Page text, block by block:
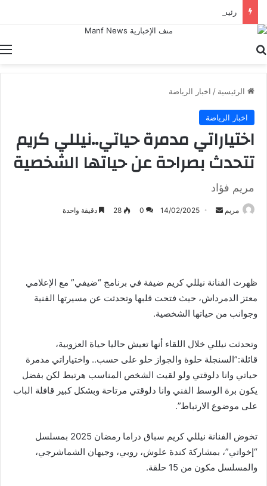
رئيس الاتحاد الأرجنتيني يتمسك باستمرار سكالوني مع المنتخب
الرئيسية / اخبار الرياضة
اخبار الرياضة
اختياراتي مدمرة حياتي..نيللي كريم
تتحدث بصراحة عن حياتها الشخصية
مريم فؤاد
مريم
أرسل 14/02/2025
0
28 دقيقة واحدة
ظهرت الفنانة نيللي كريم ضيفة في برنامج “ضيفي” مع الإعلامي
معتز الدمرداش، حيث فتحت قلبها وتحدثت عن مسيرتها الفنية
وجوانب من حياتها الشخصية.
وتحدثت نيللي خلال اللقاء أنها تعيش حاليا حياة العزوبية،
قائلة:”السنجلة حلوة والجواز حلو على حسب.. واختياراتي مدمرة
حياتي وانا دلوقتي ولو لقيت الشخص المناسب هرتبط لكن بفضل
يكون برة الوسط الفني وانا دلوقتي مرتاحة وبشكل كبير قافلة الباب
على موضوع الارتباط”.
تخوض الفنانة نيللي كريم سباق دراما رمضان 2025 بمسلسل
“إخواتي”، بمشاركة كندة علوش، روبي، وجيهان الشماشرجي،
والمسلسل مكون من 15 حلقة.